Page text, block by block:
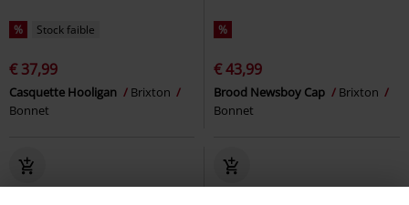
% Stock faible
€ 37,99
Casquette Hooligan
Brixton
Bonnet
%
€ 43,99
Brood Newsboy Cap
Brixton
Bonnet